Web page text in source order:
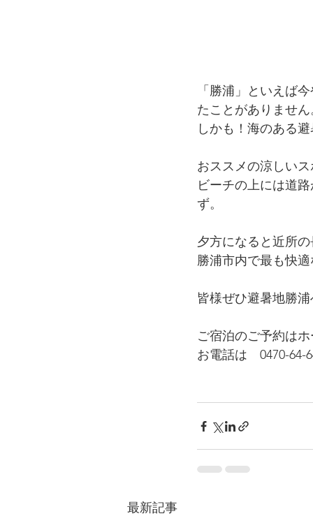
「勝浦」といえば
たことがありません
しかも！海のある避
おススメの涼しい
ビーチの上には道
ず。
夕方になると近所の
勝浦市内で最も快適
皆様ぜひ避暑地勝浦
ご宿泊のご予約は
お電話は　0470-64-
最新記事